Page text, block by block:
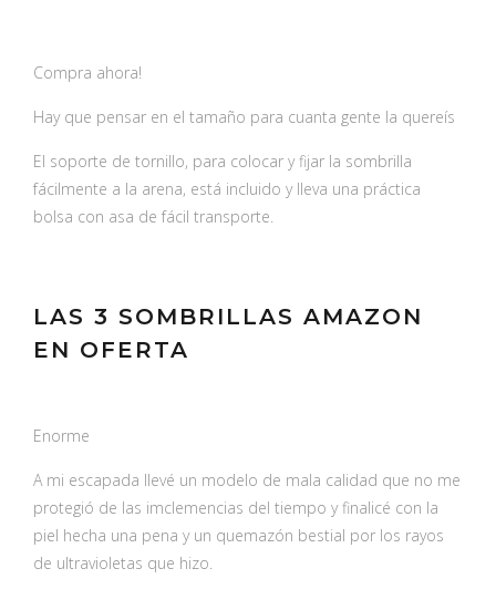
Compra ahora!
Hay que pensar en el tamaño para cuanta gente la quereís
El soporte de tornillo, para colocar y fijar la sombrilla
fácilmente a la arena, está incluido y lleva una práctica
bolsa con asa de fácil transporte.
LAS 3 SOMBRILLAS AMAZON
EN OFERTA
Enorme
A mi escapada llevé un modelo de mala calidad que no me
protegió de las imclemencias del tiempo y finalicé con la
piel hecha una pena y un quemazón bestial por los rayos
de ultravioletas que hizo.